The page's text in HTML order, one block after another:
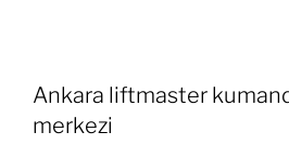
Ankara liftmaster
merkezi